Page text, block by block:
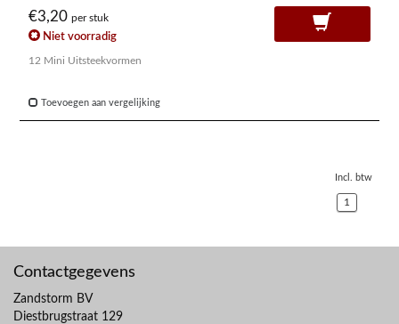
€3,20 per stuk
Niet voorradig
12 Mini Uitsteekvormen
Toevoegen aan vergelijking
Incl. btw
1
Contactgegevens
Zandstorm BV
Diestbrugstraat 129